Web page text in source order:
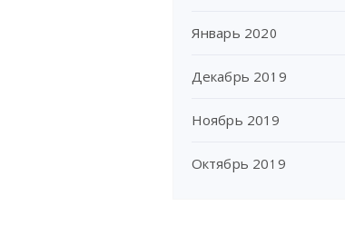
Январь 2020
Декабрь 2019
Ноябрь 2019
Октябрь 2019